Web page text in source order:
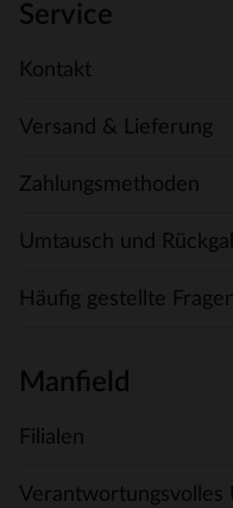
Service
Kontakt
Versand & Lieferung
Zahlungsmethoden
Umtausch und
Häufig gestellte
Manfield
Filialen
Verantwortungsvolles